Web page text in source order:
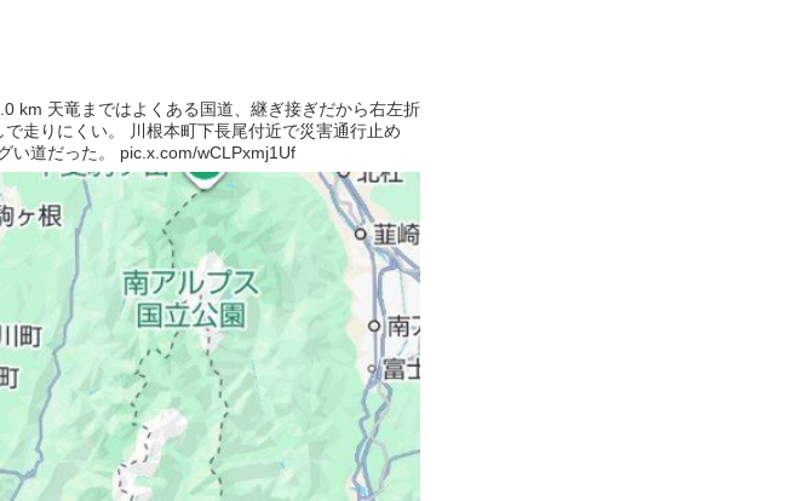
天竜まではよくある国道、継ぎ接ぎだから右左折
走りにくい。 川根本町下長尾付近で災害通行止め
い道だった。 pic.x.com/wCLPxmj1Uf